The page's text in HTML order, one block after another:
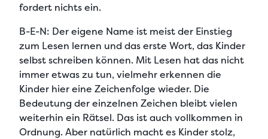
fordert nichts ein.
B-E-N: Der eigene Name ist meist der Einstieg
zum Lesen lernen und das erste Wort, das Kinder
selbst schreiben können. Mit Lesen hat das nicht
immer etwas zu tun, vielmehr erkennen die
Kinder hier eine Zeichenfolge wieder. Die
Bedeutung der einzelnen Zeichen bleibt vielen
weiterhin ein Rätsel. Das ist auch vollkommen in
Ordnung. Aber natürlich macht es Kinder stolz,